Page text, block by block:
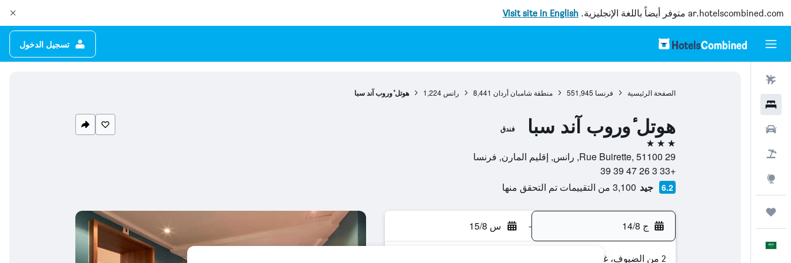
ar.hotelscombined.com متوفر أيضاً باللغة الإنجليزية. Visit site in English
تسجيل الدخول
الصفحة الرئيسية فرنسا 551,945 منطقة شامبان أردان 8,441 رانس 1,224 هوتل ٔوروب آند سبا
هوتل ٔوروب آند سبا فندق
3 نجوم
29 Rue Buirette, 51100, رانس, إقليم المارن, فرنسا
+33 3 26 47 39 39
6.2 جيد 3,100 من التقييمات تم التحقق منها
ج 14/8 - س 15/8
2 من الضيوف، غرفة واحدة